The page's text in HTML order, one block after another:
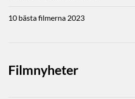
10 bästa filmerna 2023
Filmnyheter